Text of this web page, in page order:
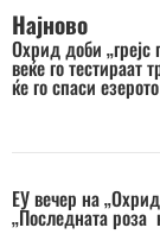
Најново
Охрид доби
веќе го тестираат
ќе го спаси
ЕУ вечер на
„Последната роза